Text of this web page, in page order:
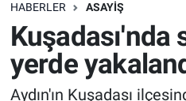
HABERLER ASAYİŞ
Kuşadası'nda
yerde
Aydın'ın Kuşadası